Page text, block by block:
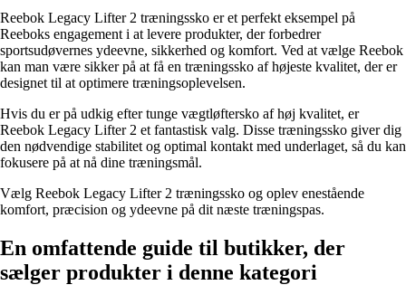
Reebok Legacy Lifter 2 træningssko er et perfekt eksempel på
Reeboks engagement i at levere produkter, der forbedrer
sportsudøvernes ydeevne, sikkerhed og komfort. Ved at vælge Reebok
kan man være sikker på at få en træningssko af højeste kvalitet, der er
designet til at optimere træningsoplevelsen.
Hvis du er på udkig efter tunge vægtløftersko af høj kvalitet, er
Reebok Legacy Lifter 2 et fantastisk valg. Disse træningssko giver dig
den nødvendige stabilitet og optimal kontakt med underlaget, så du kan
fokusere på at nå dine træningsmål.
Vælg Reebok Legacy Lifter 2 træningssko og oplev enestående
komfort, præcision og ydeevne på dit næste træningspas.
En omfattende guide til butikker, der
sælger produkter i denne kategori